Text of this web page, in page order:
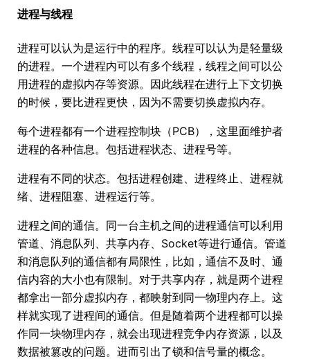
进程与线程
进程可以认为是运行中的程序。线程可以认为是轻量级
的进程。一个进程内可以有多个线程，线程之间可以公
用进程的虚拟内存等资源。因此线程在进行上下文切换
的时候，要比进程更快，因为不需要切换虚拟内存。
每个进程都有一个进程控制块（PCB），这里面维护者
进程的各种信息。包括进程状态、进程号等。
进程有不同的状态。包括进程创建、进程终止、进程就
绪、进程阻塞、进程运行等。
进程之间的通信。同一台主机之间的进程通信可以利用
管道、消息队列、共享内存、Socket等进行通信。管道
和消息队列的通信都有局限性，比如，通信不及时、通
信内容的大小也有限制。对于共享内存，就是两个进程
都拿出一部分虚拟内存，都映射到同一物理内存上。这
样就实现了进程间的通信。但是随着两个进程都可以操
作同一块物理内存，就会出现进程竞争内存资源，以及
数据被篡改的问题。进而引出了锁和信号量的概念。